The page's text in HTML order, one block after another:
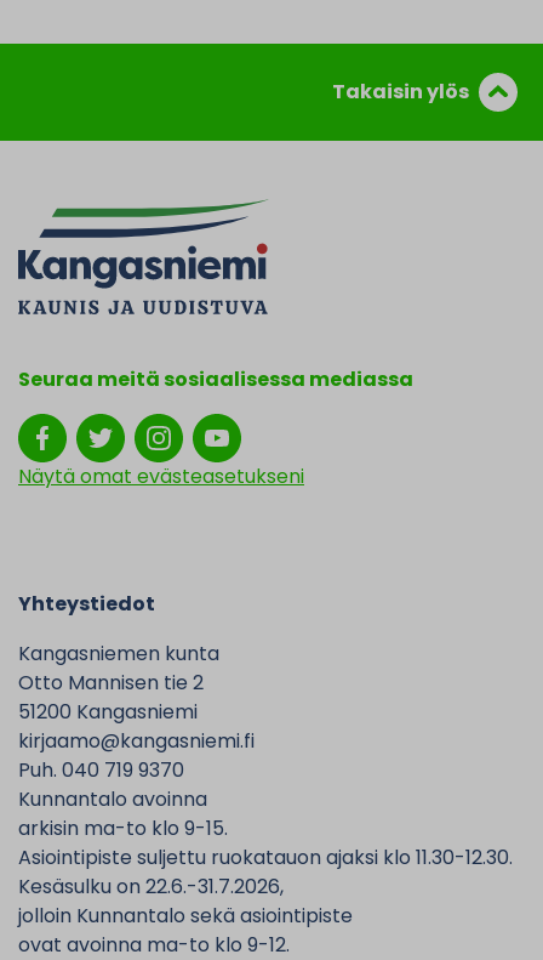
Takaisin ylös
Seuraa meitä sosiaalisessa mediassa
Näytä omat evästeasetukseni
Yhteystiedot
Kangasniemen kunta
Otto Mannisen tie 2
51200 Kangasniemi
kirjaamo@kangasniemi.fi
Puh. 040 719 9370
Kunnantalo avoinna
arkisin ma-to klo 9-15.
Asiointipiste suljettu ruokatauon ajaksi klo 11.30-12.30.
Kesäsulku on 22.6.-31.7.2026,
jolloin Kunnantalo sekä asiointipiste
ovat avoinna ma-to klo 9-12.